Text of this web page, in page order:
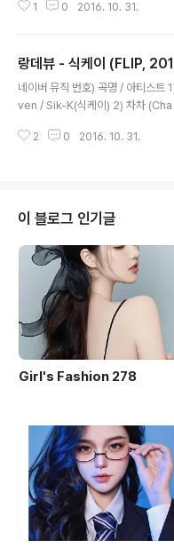
/ EXO-CBX (첸백시) 5) Cherish /
맘일걸 한순간 남자라는 이름 아래
소는 Dangerous (She’s so
짜릿해져 ‘아이야’ 오네 Oh, Girl 두
를 향한 것 같은데 확실..
1 0 2016. 10. 31.
랑데뷰 - 식케이 (FLIP,
네이버 뮤직 번호) 곡명 / 아티스
ven / Sik-K(식케이) 2) 차차 (Cha
here (Feat. 로꼬) / Sik-K(식케이)
Love / Sik-K(식케이) 10) 알콜은
에 (Feat. 박재범) / Sik-K(식케이
i..
2 0 2016. 10. 31.
이 블로그 인기글
Girl's Fashion 278